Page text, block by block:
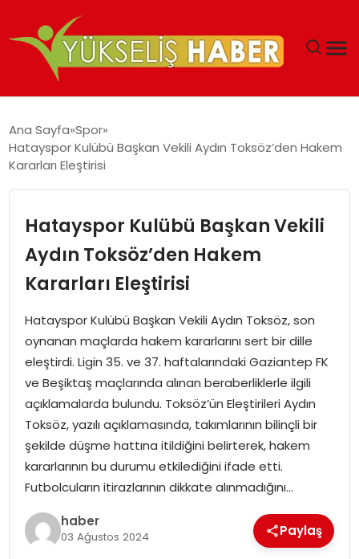
MALIYETLERINI AZALTIYOR’
Ana Sayfa Spor
Hatayspor Kulübü Başkan Vekili Aydın Toksöz’den Hakem
Kararları Eleştirisi
Hatayspor Kulübü Başkan Vekili
Aydın Toksöz’den Hakem
Kararları Eleştirisi
Hatayspor Kulübü Başkan Vekili Aydın Toksöz, son
oynanan maçlarda hakem kararlarını sert bir dille
eleştirdi. Ligin 35. ve 37. haftalarındaki Gaziantep FK
ve Beşiktaş maçlarında alınan beraberliklerle ilgili
açıklamalarda bulundu. Toksöz’ün Eleştirileri Aydın
Toksöz, yazılı açıklamasında, takımlarının bilinçli bir
şekilde düşme hattına itildiğini belirterek, hakem
kararlarının bu durumu etkilediğini ifade etti.
Futbolcuların itirazlarının dikkate alınmadığını…
haber
03 Ağustos 2024 Paylaş